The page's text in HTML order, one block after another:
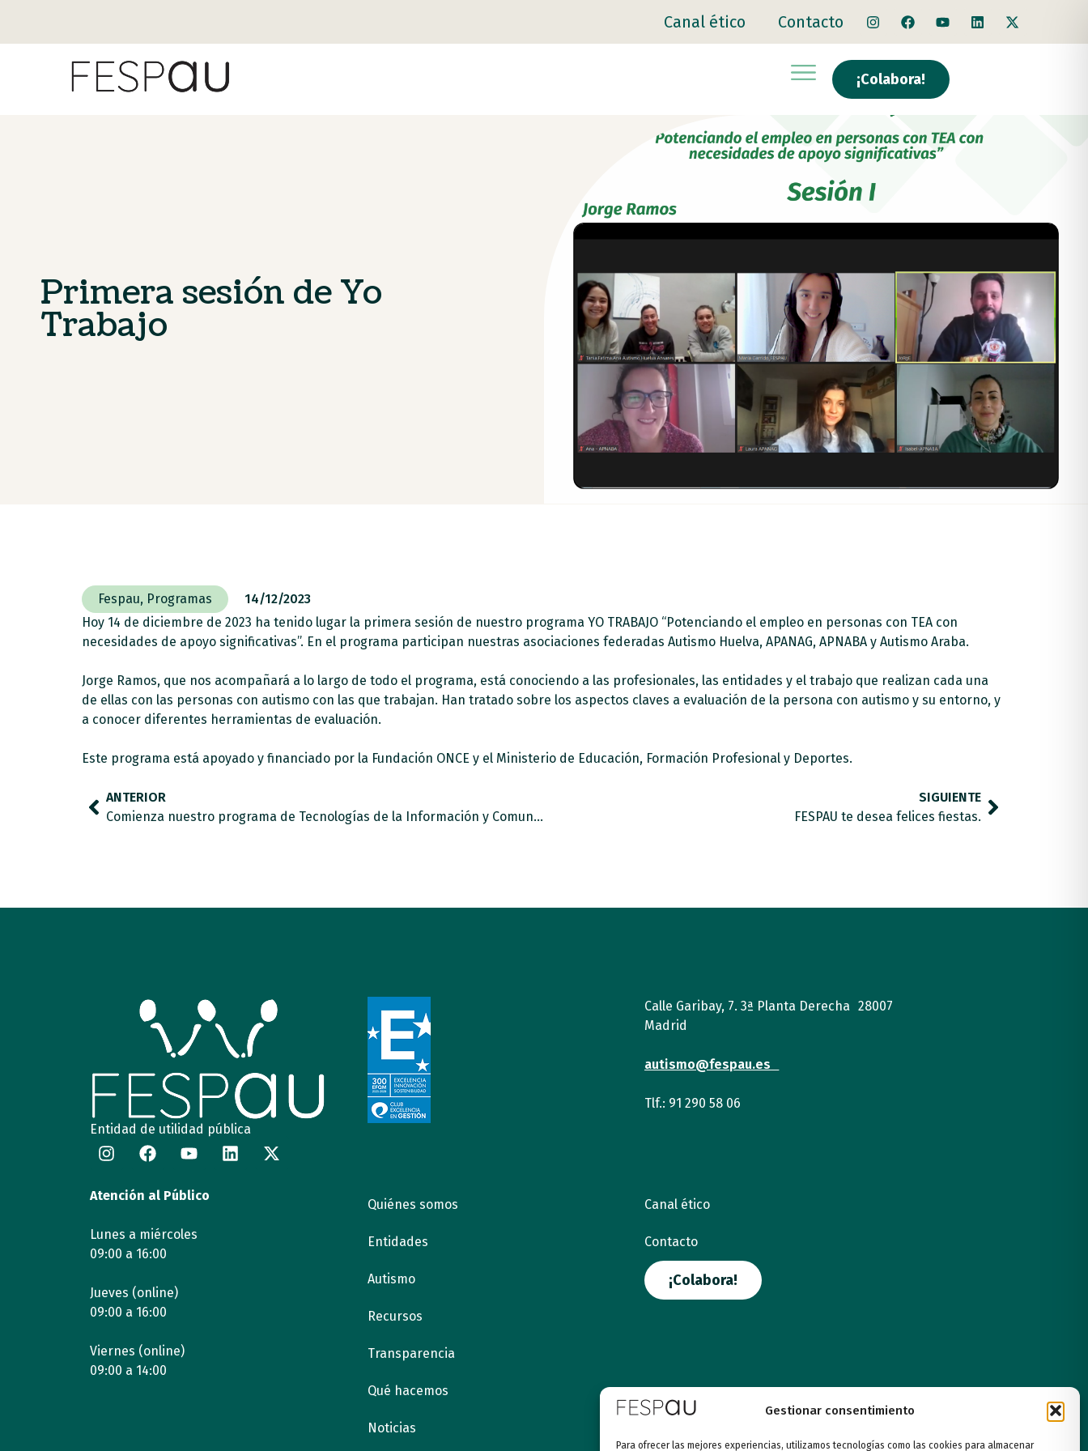
Gestionar consentimiento
Para ofrecer las mejores experiencias, utilizamos tecnologías como las cookies para almacenar
Canal ético Contacto
¡Colabora!
Primera sesión de Yo
Trabajo
Fespau, Programas
14/12/2023
Hoy 14 de diciembre de 2023 ha tenido lugar la primera sesión de nuestro programa YO TRABAJO “Potenciando el empleo en personas con TEA con
necesidades de apoyo significativas”. En el programa participan nuestras asociaciones federadas Autismo Huelva, APANAG, APNABA y Autismo Araba.
Jorge Ramos, que nos acompañará a lo largo de todo el programa, está conociendo a las profesionales, las entidades y el trabajo que realizan cada una
de ellas con las personas con autismo con las que trabajan. Han tratado sobre los aspectos claves a evaluación de la persona con autismo y su entorno, y
a conocer diferentes herramientas de evaluación.
Este programa está apoyado y financiado por la Fundación ONCE y el Ministerio de Educación, Formación Profesional y Deportes.
ANTERIOR
Comienza nuestro programa de Tecnologías de la Información y Comunicación TIC TAC para personas con autismo con más necesidades de apoyo.
SIGUIENTE
FESPAU te desea felices fiestas.
Entidad de utilidad pública
Calle Garibay, 7. 3ª Planta Derecha 28007
Madrid
autismo@fespau.es
Tlf.: 91 290 58 06
Atención al Público
Lunes a miércoles
09:00 a 16:00
Jueves (online)
09:00 a 16:00
Viernes (online)
09:00 a 14:00
Quiénes somos
Entidades
Autismo
Recursos
Transparencia
Qué hacemos
Noticias
Canal ético
Contacto
¡Colabora!